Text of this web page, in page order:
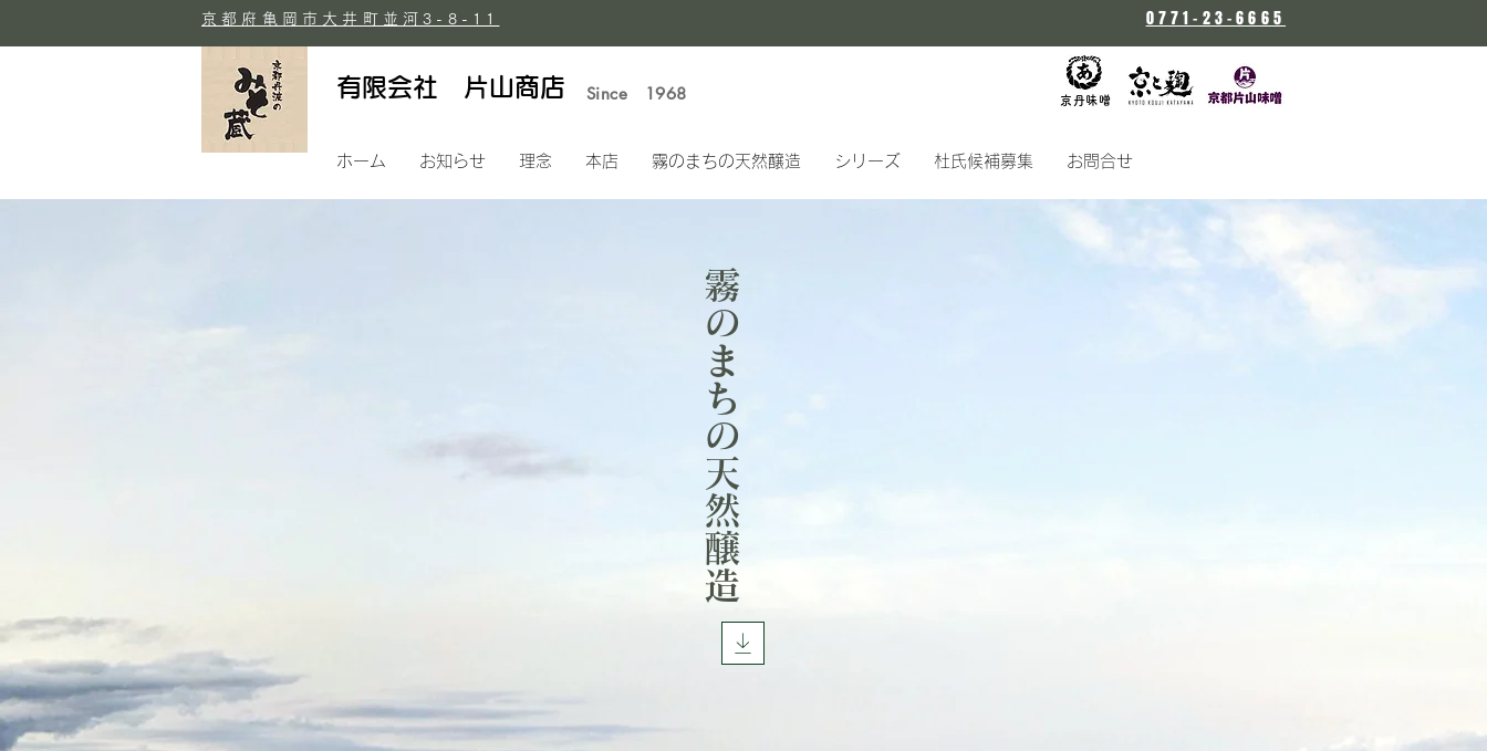
京都府亀岡市大井町並河3-8-11 0771-23-6665
有限会社 片山商店
ホーム お知らせ 理念 本店 霧のまちの天然醸造 シリーズ 杜氏候補募集 お問合せ
Since 1968 京丹味噌
霧のまちの天然醸造